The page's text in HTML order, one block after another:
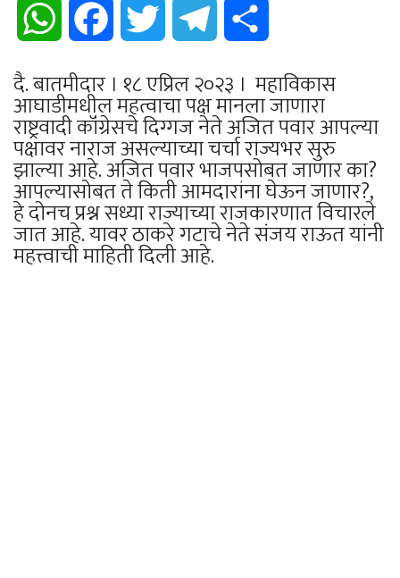
WhatsApp Facebook Twitter Telegram
दै. बातमीदार । १८ एप्रिल २०२३ । महाविकास
आघाडीमधील महत्वाचा पक्ष मानला जाणारा
राष्ट्रवादी कॉंग्रेसचे दिग्गज नेते अजित पवार आपल्या
पक्षावर नाराज असल्याच्या चर्चा राज्यभर सुरु
झाल्या आहे. अजित पवार भाजपसोबत जाणार का?
आपल्यासोबत ते किती आमदारांना घेऊन जाणार?,
हे दोनच प्रश्न सध्या राज्याच्या राजकारणात विचारले
जात आहे. यावर ठाकरे गटाचे नेते संजय राऊत यांनी
महत्त्वाची माहिती दिली आहे.